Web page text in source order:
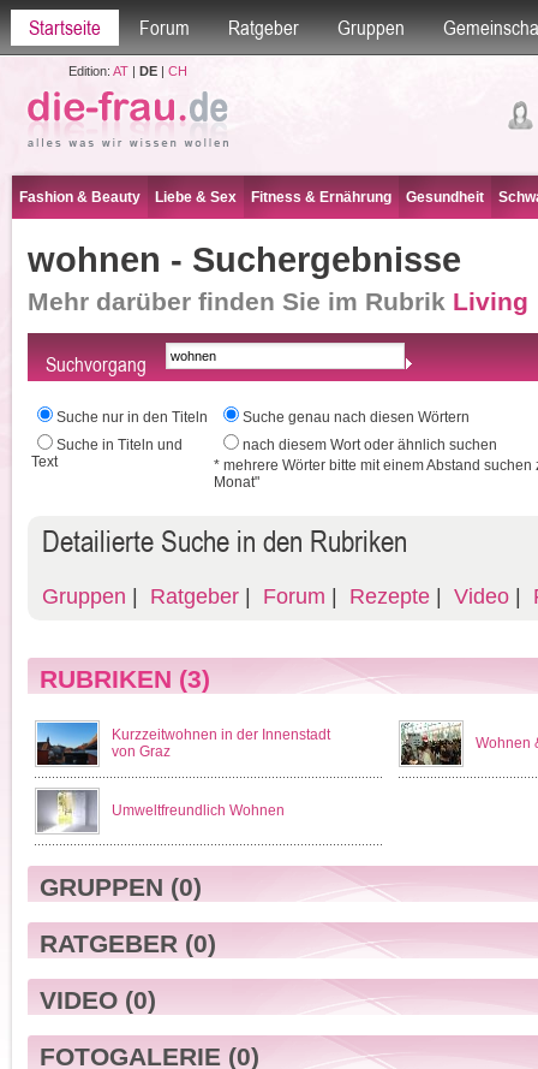
Startseite Forum Ratgeber Gruppen
Edition: AT| DE| CH
Fashion & Beauty Liebe & Sex Fitness & Ernährung Gesundheit
wohnen - Suchergebnisse
Mehr darüber finden Sie im Rubrik Living
Suchvorgang
Suche nur in den Titeln
Suche in Titeln und
Text
Suche genau nach diesen Wörtern
nach diesem Wort oder ähnlich suchen
* mehrere Wörter bitte mit einem Abstand suchen
Monat"
Detailierte Suche in den Rubriken
Gruppen | Ratgeber| Forum | Rezepte| Video|
RUBRIKEN (3)
Kurzzeitwohnen in der Innenstadt
von Graz
Wohnen
Umweltfreundlich Wohnen
GRUPPEN (0)
RATGEBER(0)
VIDEO(0)
FOTOGALERIE(0)